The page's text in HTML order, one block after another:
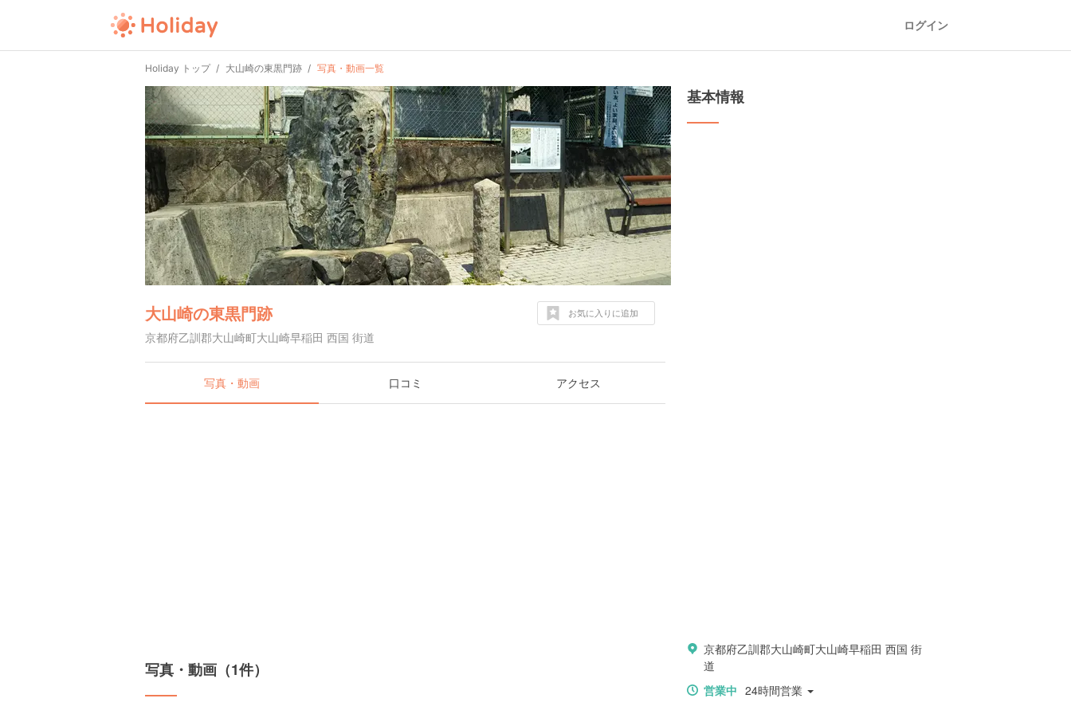
ログイン
Holiday トップ 大山崎の東黒門跡 写真・動画一覧
大山崎の東黒門跡
京都府乙訓郡大山崎町大山崎早稲田 西国 街道
お気に入りに追加
写真・動画 口コミ アクセス
写真・動画（1件）
基本情報
京都府乙訓郡大山崎町大山崎早稲田 西国 街
道
営業中 24時間営業